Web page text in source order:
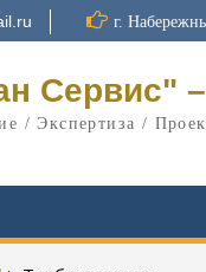
г.
Сервис"
/ Экспертиза /